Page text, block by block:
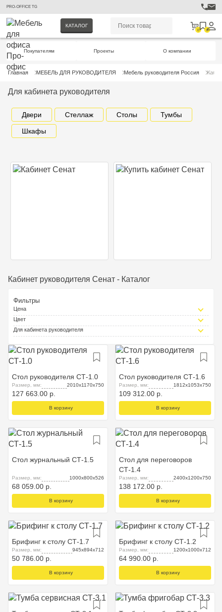
PRO-OFFICE TG
КАТАЛОГ
0 0
Покупателям Проекты О компании
Главная МЕБЕЛЬ ДЛЯ РУКОВОДИТЕЛЯ Мебель руководителя Россия
Для кабинета руководителя
Двери Стеллаж Столы Тумбы
Шкафы
Кабинет руководителя Сенат - Каталог
Фильтры
Цена
Цвет
Для кабинета руководителя
Стол руководителя СТ-1.0
Размер, мм: 2010х1170х750
127 663.00 р.
В корзину
Стол руководителя СТ-1.6
Размер, мм: 1812х1053х750
109 312.00 р.
В корзину
Стол журнальный СТ-1.5
Размер, мм: 1000х800х526
68 059.00 р.
В корзину
Стол для переговоров
СТ-1.4
Размер, мм: 2400х1200х750
138 172.00 р.
В корзину
Брифинг к столу СТ-1.7
Размер, мм: 945х894х712
50 786.00 р.
В корзину
Брифинг к столу СТ-1.2
Размер, мм: 1200х1000х712
64 990.00 р.
В корзину